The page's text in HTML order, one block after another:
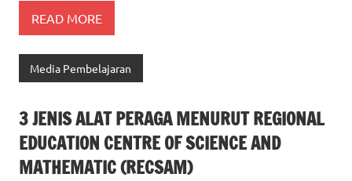
READ MORE
Media Pembelajaran
3 JENIS ALAT PERAGA MENURUT REGIONAL
EDUCATION CENTRE OF SCIENCE AND
MATHEMATIC (RECSAM)